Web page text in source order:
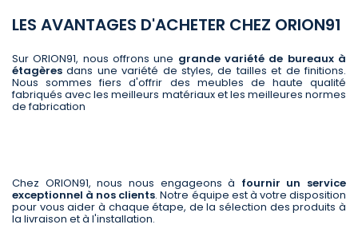
LES AVANTAGES D'ACHETER CHEZ ORION91
Sur ORION91, nous offrons une grande variété de bureaux à
étagères dans une variété de styles, de tailles et de finitions.
Nous sommes fiers d'offrir des meubles de haute qualité
fabriqués avec les meilleurs matériaux et les meilleures normes
de fabrication
Chez ORION91, nous nous engageons à fournir un service
exceptionnel à nos clients. Notre équipe est à votre disposition
pour vous aider à chaque étape, de la sélection des produits à
la livraison et à l'installation.